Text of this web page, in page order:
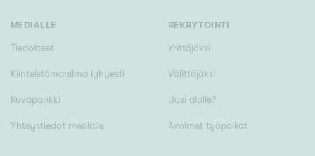
MEDIALLE
Tiedotteet
Kiinteistömaailma lyhyesti
Kuvapankki
Yhteystiedot medialle
REKRYTOINTI
Yrittäjäksi
Välittäjäksi
Uusi alalle?
Avoimet työpaikat